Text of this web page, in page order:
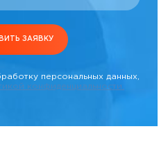
ЗАЯВКУ
персональных данных,
конфиденциальности.